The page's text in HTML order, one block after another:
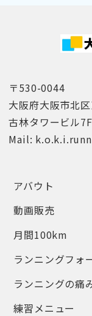
〒530-0044
大阪府大阪市北
古林タワービル7F
Mail:
アバウト
動画販売
月間100km
ランニングフォ
ランニングの痛
練習メニュー